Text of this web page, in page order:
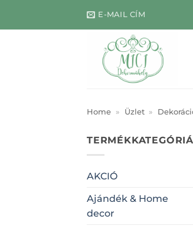
E-MAIL CÍM
Home » Üzlet »
AKCIÓ
Ajándék & Home
decor